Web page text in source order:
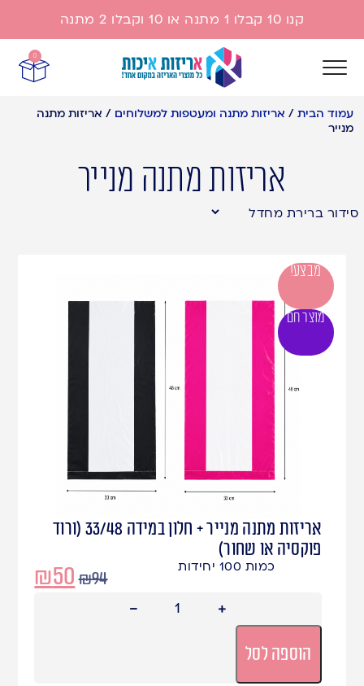
קנו 10 קבלו 1 מתנה או 10 וקבלו 2 מתנה
משתתפים במבצע : שקיות אורגנזה , קופסאות תכשיטים
0
עמוד הבית / אריזות מתנה ומעטפות למשלוחים / אריזות מתנה
מנייר
אריזות מתנה מנייר
אריזות מתנה מנייר + חלון במידה 33/48 (ורוד
פוקסיה או שחור)
₪94
₪50 כמות 100 יחידות
הוספה לסל
מבצע!
מוצר חם